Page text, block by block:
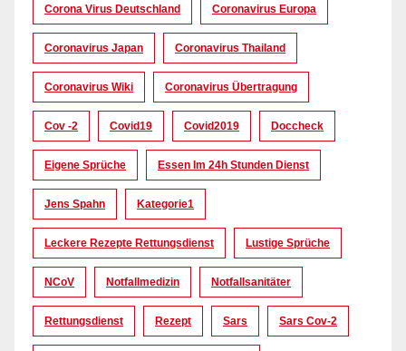
Corona Virus Deutschland Coronavirus Europa
Coronavirus Japan Coronavirus Thailand
Coronavirus Wiki Coronavirus Übertragung
Cov -2 Covid19 Covid2019 Doccheck
Eigene Sprüche Essen Im 24h Stunden Dienst
Jens Spahn Kategorie1
Leckere Rezepte Rettungsdienst Lustige Sprüche
NCoV Notfallmedizin Notfallsanitäter
Rettungsdienst Rezept Sars Sars Cov-2